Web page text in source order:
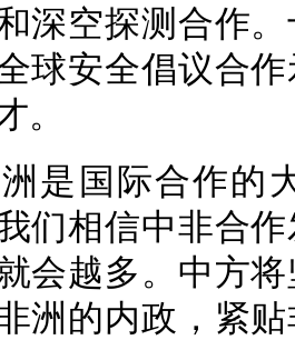
深空探测合作
球安全倡议合
。
是国际合作的
们相信中非合
会越多。中方
洲的内政，紧